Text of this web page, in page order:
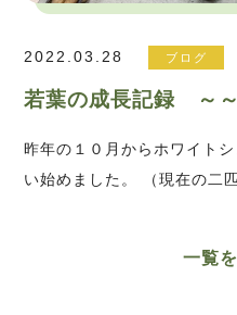
2022.03.28 ブログ
若葉の成長記録 ～
昨年の１０月からホワイト
い始めました。 （現在の二
一覧